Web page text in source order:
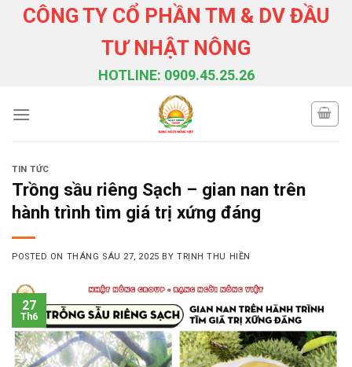
SkipCÔNG TY CỔ PHẦN TM & DV ĐẦU
TƯ NHẬT NÔNG
HOTLINE: 0909.45.25.26
TIN TỨC
Trồng sầu riêng Sạch – gian nan trên
hành trình tìm giá trị xứng đáng
POSTED ON THÁNG SÁU 27, 2025 BY TRỊNH THU HIỀN
27
Th6